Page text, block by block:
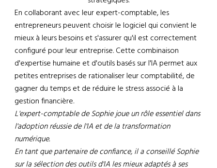
En collaborant avec leur expert-comptable, les
entrepreneurs peuvent choisir le logiciel qui convient le
mieux à leurs besoins et s'assurer qu'il est correctement
configuré pour leur entreprise. Cette combinaison
d'expertise humaine et d'outils basés sur l'IA permet aux
petites entreprises de rationaliser leur comptabilité, de
gagner du temps et de réduire le stress associé à la
gestion financière.
L'expert-comptable de Sophie joue un rôle essentiel dans
l'adoption réussie de l'IA et de la transformation
numérique.
En tant que partenaire de confiance, il a conseillé Sophie
sur la sélection des outils d'IA les mieux adaptés à ses